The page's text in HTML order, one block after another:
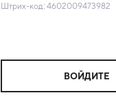
Штрих-код: 4602009473982
ВОЙДИТЕ